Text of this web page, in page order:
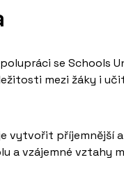
se Schools
mezi žáky i
vytvořit příjemnější
a vzájemné vztahy